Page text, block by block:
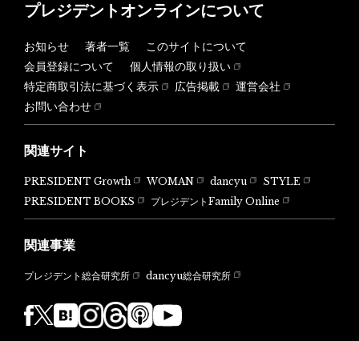
プレジデントオンラインについて
お知らせ 著者一覧
このサイトについて
会員登録について
個人情報の取り扱い
特定商取引法に基づく表示
広告掲載
運営会社
お問い合わせ
関連サイト
PRESIDENT Growth WOMAN dancyu
STYLE
PRESIDENT BOOKS
プレジデントFamily Online
関連事業
プレジデント総合研究所 dancyu総合研究所